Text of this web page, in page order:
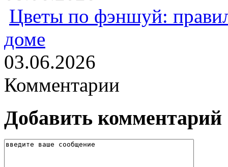
Цветы по фэншуй:
доме
03.06.2026
Комментарии
Добавить комментарий